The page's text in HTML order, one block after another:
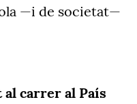
—i de societat—
al carrer al País